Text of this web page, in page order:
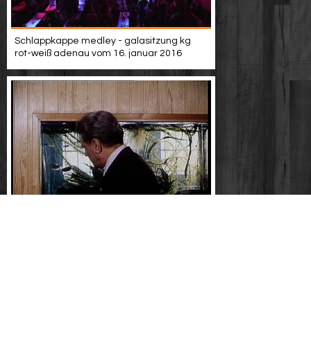
Schlappkappe medley - galasitzung kg
rot-weiß adenau vom 16. januar 2016